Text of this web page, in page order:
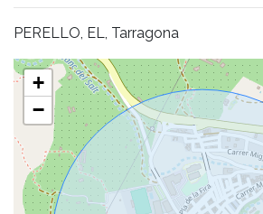
PERELLO, EL, Tarragona
+
−